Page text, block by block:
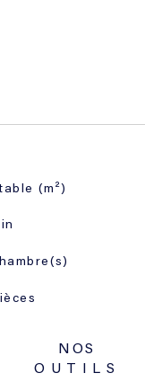
(m²)
NOS
OUTILS